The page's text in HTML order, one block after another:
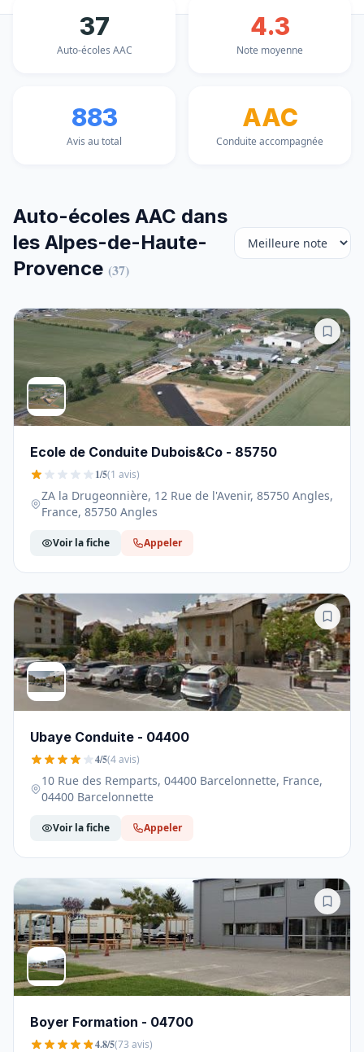
37
Auto-écoles AAC
4.3
Note moyenne
883
Avis au total
AAC
Conduite accompagnée
Auto-écoles AAC dans
les Alpes-de-Haute-
Provence (37)
Ecole de Conduite Dubois&Co - 85750
1/5(1 avis)
ZA la Drugeonnière, 12 Rue de l'Avenir, 85750 Angles,
France, 85750 Angles
Voir la fiche Appeler
Ubaye Conduite - 04400
4/5(4 avis)
10 Rue des Remparts, 04400 Barcelonnette, France,
04400 Barcelonnette
Voir la fiche Appeler
Boyer Formation - 04700
4.8/5(73 avis)